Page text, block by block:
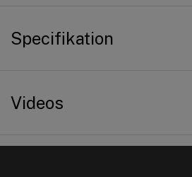
Specifikation
Videos